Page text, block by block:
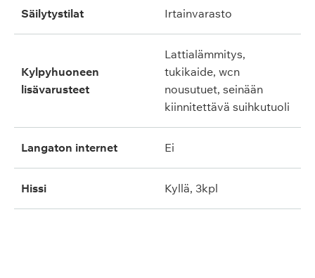
säilytystilat irtainvarasto
kylpyhuoneen
lisävarusteet
lattialämmitys,
tukikaide, wcn
nousutuet, seinään
kiinnitettävä suihkutuoli
langaton internet ei
hissi kyllä, 3kpl